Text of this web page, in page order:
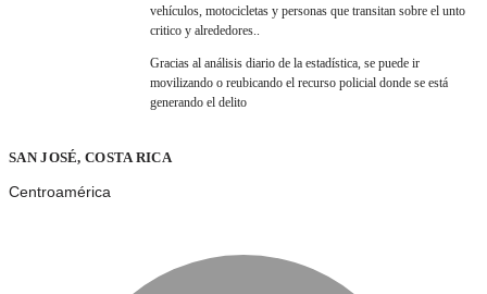
vehículos, motocicletas y personas que transitan sobre el unto
critico y alrededores..
Gracias al análisis diario de la estadística, se puede ir
movilizando o reubicando el recurso policial donde se está
generando el delito
SAN JOSÉ, COSTA RICA
Centroamérica